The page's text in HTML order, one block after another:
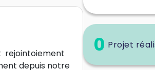
rejointoiement
depuis notre
0 Projet